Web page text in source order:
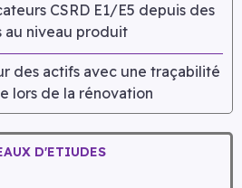
CSRD E1/E5 depuis des
au niveau produit
des actifs avec une traçabilité
lors de la rénovation
D'ETIUDES